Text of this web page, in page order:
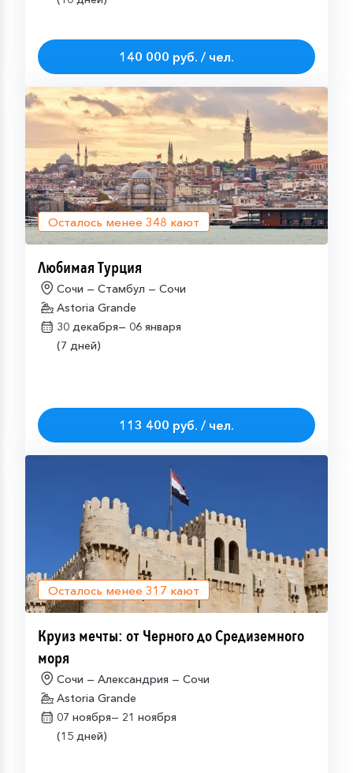
140 000 руб. / чел.
Осталось менее 348 кают
Любимая Турция
Сочи — Стамбул — Сочи
Astoria Grande
30 декабря— 06 января
(7 дней)
113 400 руб. / чел.
Осталось менее 317 кают
Круиз мечты: от Черного до Средиземного
моря
Сочи — Александрия — Сочи
Astoria Grande
07 ноября— 21 ноября
(15 дней)